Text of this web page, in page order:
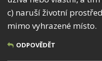
c) naruší životní
mimo vyhrazené místo.
ODPOVĚDĚT